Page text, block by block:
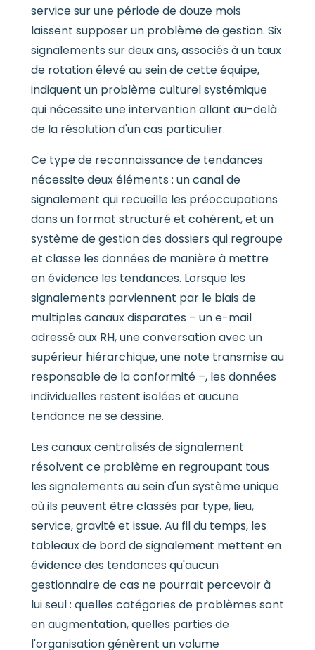
service sur une période de douze mois
laissent supposer un problème de gestion. Six
signalements sur deux ans, associés à un taux
de rotation élevé au sein de cette équipe,
indiquent un problème culturel systémique
qui nécessite une intervention allant au-delà
de la résolution d'un cas particulier.
Ce type de reconnaissance de tendances
nécessite deux éléments : un canal de
signalement qui recueille les préoccupations
dans un format structuré et cohérent, et un
système de gestion des dossiers qui regroupe
et classe les données de manière à mettre
en évidence les tendances. Lorsque les
signalements parviennent par le biais de
multiples canaux disparates – un e-mail
adressé aux RH, une conversation avec un
supérieur hiérarchique, une note transmise au
responsable de la conformité –, les données
individuelles restent isolées et aucune
tendance ne se dessine.
Les canaux centralisés de signalement
résolvent ce problème en regroupant tous
les signalements au sein d'un système unique
où ils peuvent être classés par type, lieu,
service, gravité et issue. Au fil du temps, les
tableaux de bord de signalement mettent en
évidence des tendances qu'aucun
gestionnaire de cas ne pourrait percevoir à
lui seul : quelles catégories de problèmes sont
en augmentation, quelles parties de
l'organisation génèrent un volume